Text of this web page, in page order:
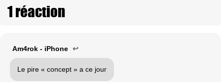
1 réaction
Am4rok - iPhone ↩
Le pire « concept » a ce jour